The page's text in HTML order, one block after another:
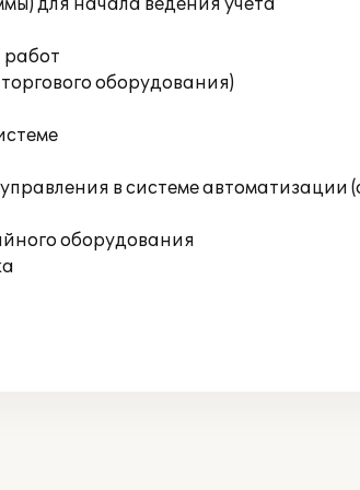
для начала ведения учета
работ
оборудования)
в системе автоматизации
оборудования